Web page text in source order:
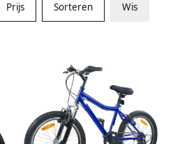
Prijs Sorteren Wis